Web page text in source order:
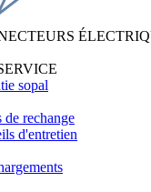
sopal
de rechange
d'entretien